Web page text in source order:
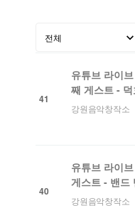
41
유튜브 라이
째 게스트 - 덕
강원음악창작소
40
유튜브 라이
게스트 - 밴드
강원음악창작소